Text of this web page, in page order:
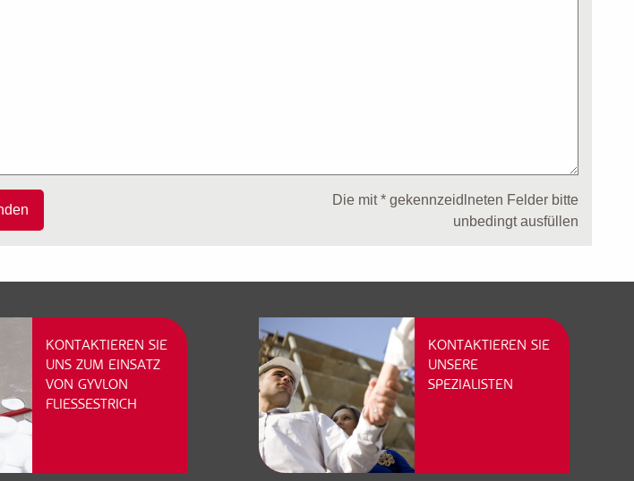
Die mit * gekennzeidlneten Felder bitte
unbedingt ausfüllen
KONTAKTIEREN SIE
UNS ZUM EINSATZ
VON GYVLON
FLIESSESTRICH
KONTAKTIEREN SIE
UNSERE
SPEZIALISTEN